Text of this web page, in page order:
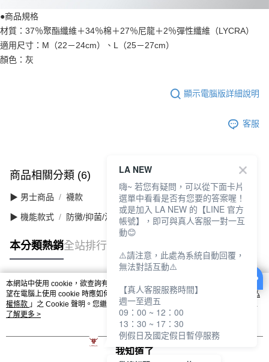
●商品規格
材質：37％聚酯纖維＋34％棉＋27％尼龍＋2％彈性纖維（LYCRA）
適用尺寸：M（22－24cm）、L（25－27cm）
顏色：灰
顯示電腦版詳細說明
客服
商品相關分類 (6) 查看全部
▶ 男士商品 襪款
▶ 機能款式 防黴/抑菌/消臭
本分類熱銷全站排行
熱門標籤
本網站中使用 cookie，欲查詢有關本網站使用 cookie 方式之詳情，及若您不希
望在電腦上使用 cookie 時應如何變更電腦的 cookie 設定，請參閱本網站「
隱私
權條款 」之 Cookie 聲明。您繼續使用本網站即表示您同意本公司得按本網站使
用條款之 Cookie 聲明使用 cookie。
了解更多 >
我知道了
LA NEW
嗨~ 若您有疑問，可以從下面卡片
選單中看看是否有您要的答案喔！
或是加入 LA NEW 的【LINE 官方
帳號】，即可與真人客服一對一互
動😊
⚠️請注意，此處為系統自動回覆，
無法對話互動⚠️
【真人客服服務時間】
週一至週五
09：00 ~ 12：00
13：30 ~ 17：30
例假日及國定假日暫停服務